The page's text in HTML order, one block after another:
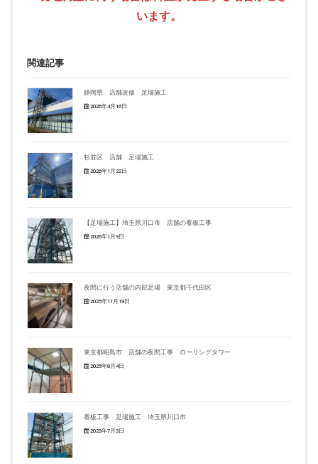
います。
関連記事
静岡県 店舗改修 足場施工
2026年4月16日
杉並区 店舗 足場施工
2026年1月22日
【足場施工】埼玉県川口市 店舗の看板工事
2026年1月9日
夜間に行う店舗の内部足場 東京都千代田区
2025年11月19日
東京都昭島市 店舗の夜間工事 ローリングタワー
2025年8月4日
看板工事 足場施工 埼玉県川口市
2025年7月3日